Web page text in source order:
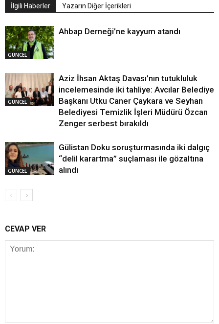
İlgili Haberler Yazarın Diğer İçerikleri
GÜNCEL
Ahbap Derneği’ne kayyum atandı
GÜNCEL
Aziz İhsan Aktaş Davası’nın tutukluluk
incelemesinde iki tahliye: Avcılar Belediye
Başkanı Utku Caner Çaykara ve Seyhan
Belediyesi Temizlik İşleri Müdürü Özcan
Zenger serbest bırakıldı
GÜNCEL
Gülistan Doku soruşturmasında iki dalgıç
“delil karartma” suçlaması ile gözaltına
alındı
CEVAP VER